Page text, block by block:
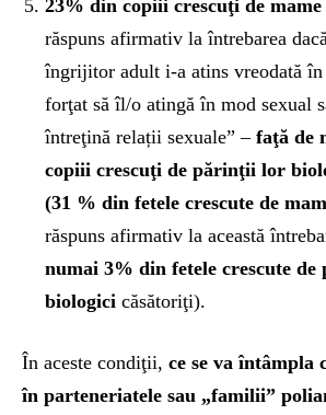
23% din copiii crescuţi de mame
răspuns afirmativ la întrebarea
îngrijitor adult i-a atins vreodată
forţat să îl/o atingă în mod sexual
întreţină relații sexuale” – faţă de
copiii crescuţi de părinţii lor
(31 % din fetele crescute de
răspuns afirmativ la această
numai 3% din fetele crescute
biologici căsătoriţi).
În aceste condiţii, ce se va întâmpla
în parteneriatele sau „familii”